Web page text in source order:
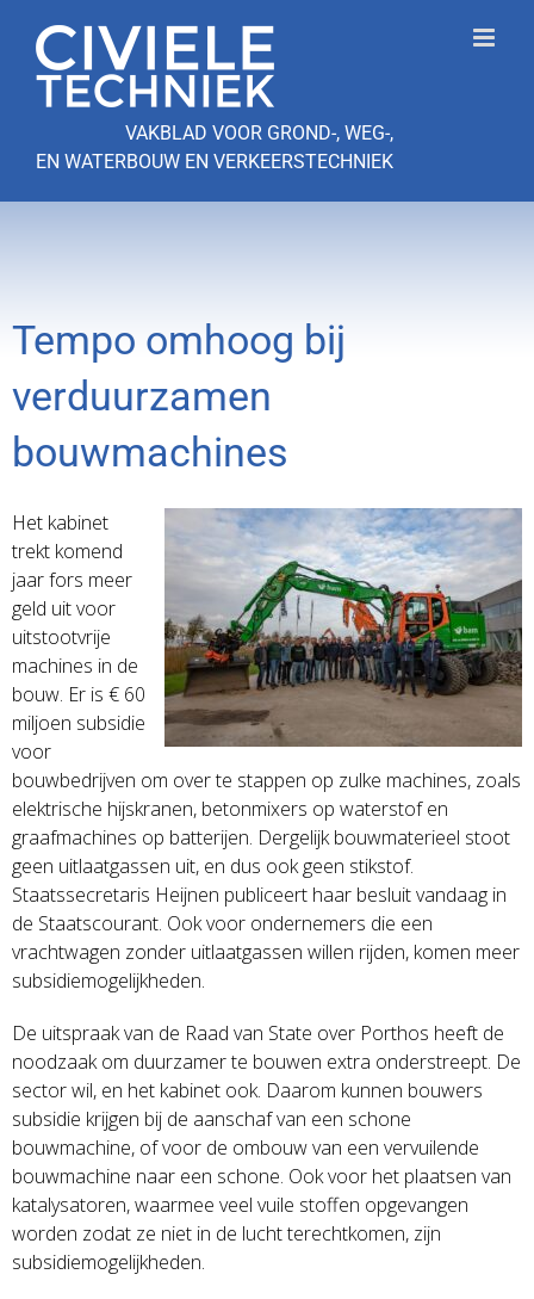
naar
inhoud
VAKBLAD VOOR GROND-, WEG-,
EN WATERBOUW EN VERKEERSTECHNIEK
Tempo omhoog bij
verduurzamen
bouwmachines
Het kabinet
trekt komend
jaar fors meer
geld uit voor
uitstootvrije
machines in de
bouw. Er is € 60
miljoen subsidie
voor
bouwbedrijven om over te stappen op zulke machines, zoals
elektrische hijskranen, betonmixers op waterstof en
graafmachines op batterijen. Dergelijk bouwmaterieel stoot
geen uitlaatgassen uit, en dus ook geen stikstof.
Staatssecretaris Heijnen publiceert haar besluit vandaag in
de Staatscourant. Ook voor ondernemers die een
vrachtwagen zonder uitlaatgassen willen rijden, komen meer
subsidiemogelijkheden.
De uitspraak van de Raad van State over Porthos heeft de
noodzaak om duurzamer te bouwen extra onderstreept. De
sector wil, en het kabinet ook. Daarom kunnen bouwers
subsidie krijgen bij de aanschaf van een schone
bouwmachine, of voor de ombouw van een vervuilende
bouwmachine naar een schone. Ook voor het plaatsen van
katalysatoren, waarmee veel vuile stoffen opgevangen
worden zodat ze niet in de lucht terechtkomen, zijn
subsidiemogelijkheden.